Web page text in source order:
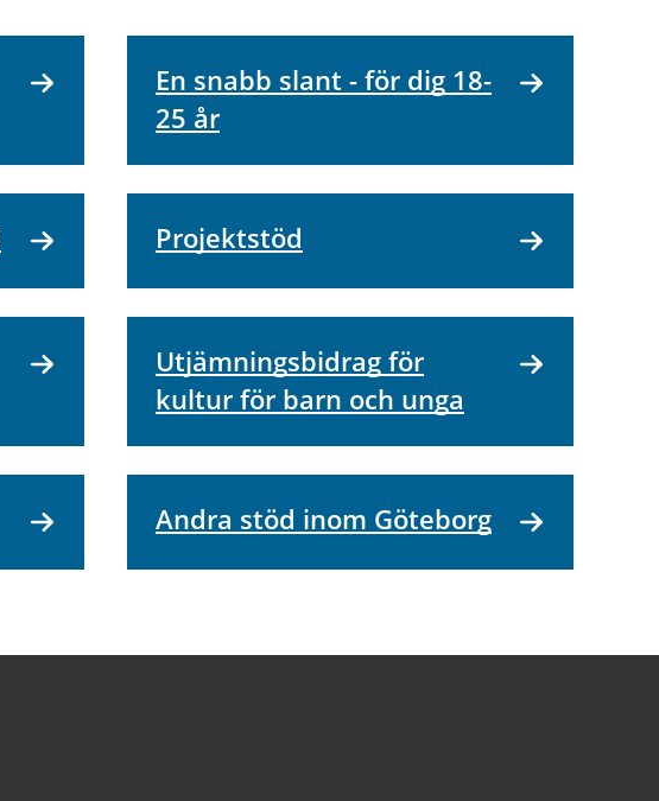
En snabb slant - för dig 18-
25 år
Projektstöd
Utjämningsbidrag för
kultur för barn och unga
Andra stöd inom Göteborg